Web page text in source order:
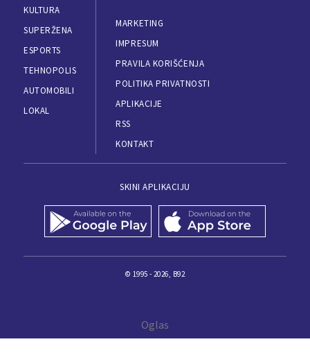
KULTURA
SUPERŽENA
ESPORTS
TEHNOPOLIS
AUTOMOBILI
LOKAL
MARKETING
IMPRESUM
PRAVILA KORIŠĆENJA
POLITIKA PRIVATNOSTI
APLIKACIJE
RSS
KONTAKT
SKINI APLIKACIJU
© 1995 - 2026, B92